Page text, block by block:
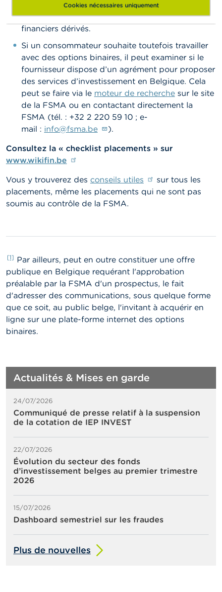
Cookies nécessaires uniquement
qui sont disposées à perdre la totalité du montant
investi et sont familiarisées avec les produits
financiers dérivés.
Si un consommateur souhaite toutefois travailler
avec des options binaires, il peut examiner si le
fournisseur dispose d’un agrément pour proposer
des services d’investissement en Belgique. Cela
peut se faire via le moteur de recherche sur le site
de la FSMA ou en contactant directement la
FSMA (tél. : +32 2 220 59 10 ; e-
mail : info@fsma.be
).
Consultez la « checklist placements » sur
www.wikifin.be
Vous y trouverez des conseils utiles
sur tous les
placements, même les placements qui ne sont pas
soumis au contrôle de la FSMA.
[1] Par ailleurs, peut en outre constituer une offre
publique en Belgique requérant l'approbation
préalable par la FSMA d'un prospectus, le fait
d'adresser des communications, sous quelque forme
que ce soit, au public belge, l'invitant à acquérir en
ligne sur une plate-forme internet des options
binaires.
Actualités & Mises en garde
24/07/2026
Communiqué de presse relatif à la suspension
de la cotation de IEP INVEST
22/07/2026
Évolution du secteur des fonds
d’investissement belges au premier trimestre
2026
15/07/2026
Dashboard semestriel sur les fraudes
Plus de nouvelles